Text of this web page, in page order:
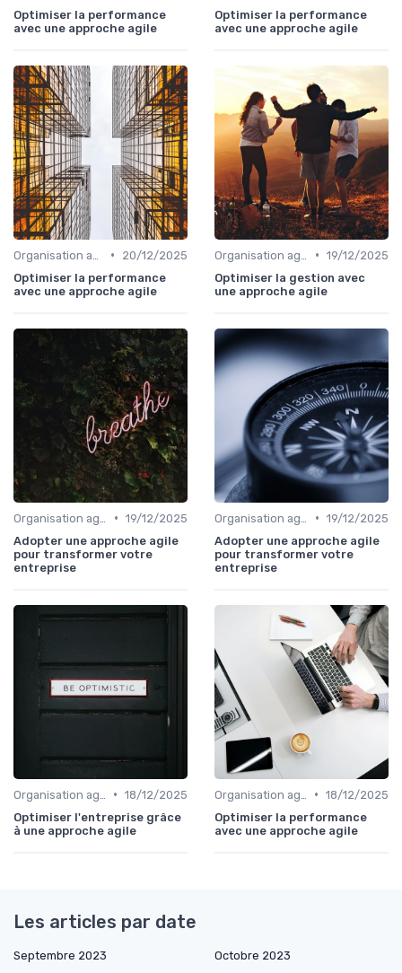
Optimiser la performance
avec une approche agile
Optimiser la performance
avec une approche agile
•
20/12/2025
Optimiser la performance
avec une approche agile
• 19/12/2025
Optimiser la gestion avec
une approche agile
• 19/12/2025
Adopter une approche agile
pour transformer votre
entreprise
• 19/12/2025
Adopter une approche agile
pour transformer votre
entreprise
• 18/12/2025
Optimiser l'entreprise grâce
à une approche agile
• 18/12/2025
Optimiser la performance
avec une approche agile
Les articles par date
Septembre 2023
Octobre 2023